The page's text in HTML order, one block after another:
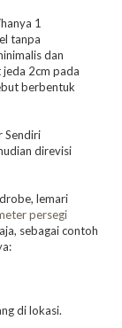
1
tanpa
dan
2cm pada
berbentuk
Sendiri
direvisi
lemari
persegi
sebagai contoh
di lokasi.